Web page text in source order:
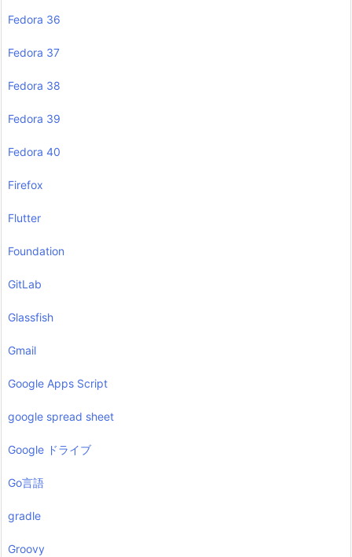
Fedora 36
Fedora 37
Fedora 38
Fedora 39
Fedora 40
Firefox
Flutter
Foundation
GitLab
Glassfish
Gmail
Google Apps Script
google spread sheet
Google ドライブ
Go言語
gradle
Groovy